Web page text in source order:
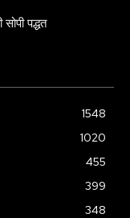
पद्धत
1548
1020
455
399
348